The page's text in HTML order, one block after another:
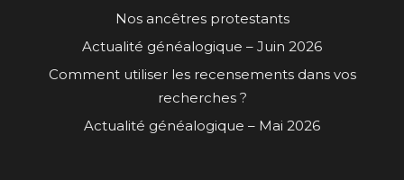
Nos ancêtres protestants
Actualité généalogique – Juin 2026
Comment utiliser les recensements dans vos
recherches ?
Actualité généalogique – Mai 2026